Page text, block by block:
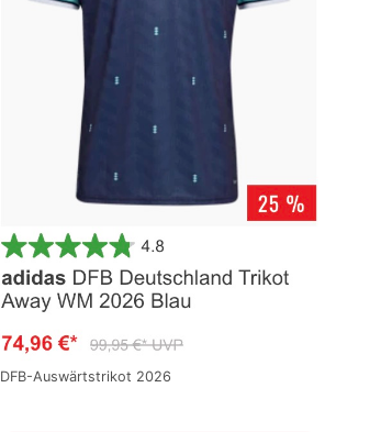
DFB-Auswärtstrikot 2026